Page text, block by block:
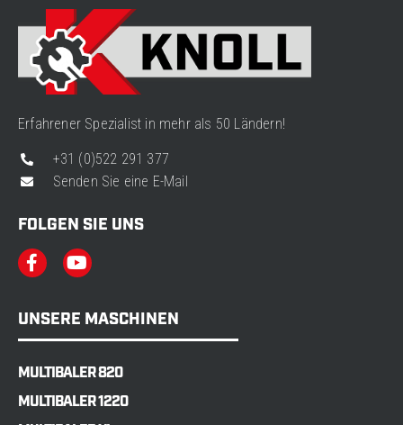
Erfahrener Spezialist in mehr als 50 Ländern!
+31 (0)522 291 377
Senden Sie eine E-Mail
FOLGEN SIE UNS
UNSERE MASCHINEN
MULTIBALER 820
MULTIBALER 1220